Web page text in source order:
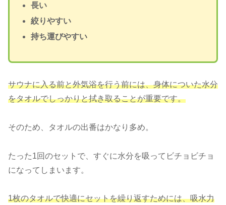
長い
絞りやすい
持ち運びやすい
サウナに入る前と外気浴を行う前には、身体についた水分
をタオルでしっかりと拭き取ることが重要です。
そのため、タオルの出番はかなり多め。
たった1回のセットで、すぐに水分を吸ってビチョビチョ
になってしまいます。
1枚のタオルで快適にセットを繰り返すためには、吸水力